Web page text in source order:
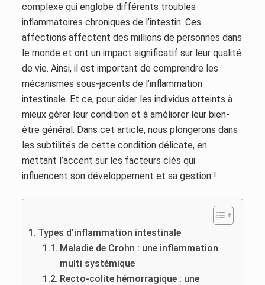
complexe qui englobe différents troubles
inflammatoires chroniques de l’intestin. Ces
affections affectent des millions de personnes dans
le monde et ont un impact significatif sur leur qualité
de vie. Ainsi, il est important de comprendre les
mécanismes sous-jacents de l’inflammation
intestinale. Et ce, pour aider les individus atteints à
mieux gérer leur condition et à améliorer leur bien-
être général. Dans cet article, nous plongerons dans
les subtilités de cette condition délicate, en
mettant l’accent sur les facteurs clés qui
influencent son développement et sa gestion !
Types d’inflammation intestinale
Maladie de Crohn : une inflammation
multi systémique
Recto-colite hémorragique : une